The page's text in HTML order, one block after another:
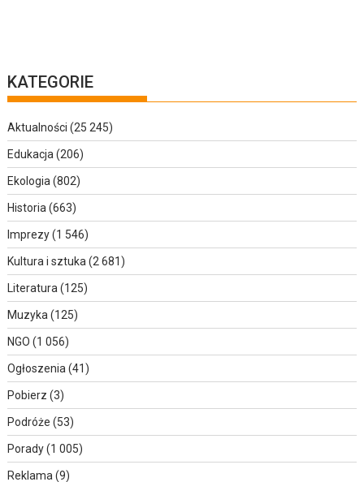
KATEGORIE
Aktualności (25 245)
Edukacja (206)
Ekologia (802)
Historia (663)
Imprezy(1 546)
Kultura i sztuka (2 681)
Literatura (125)
Muzyka (125)
NGO (1 056)
Ogłoszenia (41)
Pobierz (3)
Podróże (53)
Porady(1 005)
Reklama (9)